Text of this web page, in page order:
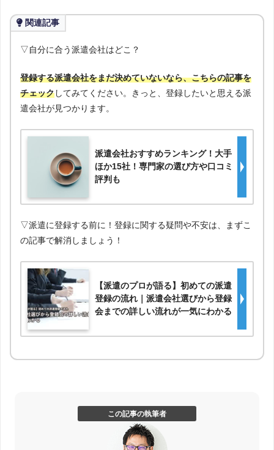
関連記事
▽自分に合う派遣会社はどこ？
登録する派遣会社をまだ決めていないなら、こちらの記事を
チェックしてみてください。きっと、登録したいと思える派
遣会社が見つかります。
派遣会社おすすめランキング！大手
ほか15社！専門家の選び方や口コミ
評判も
▽派遣に登録する前に！登録に関する疑問や不安は、まずこ
の記事で解消しましょう！
【派遣のプロが語る】初めての派遣
登録の流れ｜派遣会社選びから登録
会までの詳しい流れが一気にわかる
この記事の執筆者